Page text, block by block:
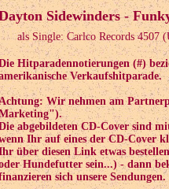
Sidewinders -
als Single: Carlco Records 4507
Hitparadennotierungen (#)
Verkaufshitparade.
Wir nehmen am
abgebildeten CD-Cover sind
Ihr auf eines der CD-Cover
über diesen Link etwas
Hundefutter sein...) - dann
sich unsere